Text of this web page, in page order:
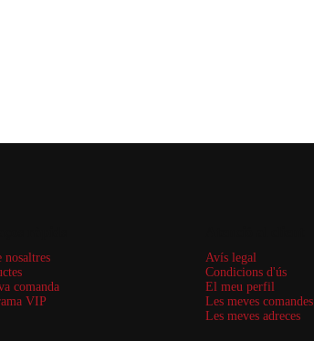
nosaltres
comanda
VIP
Avís legal
Condicions d'ús
El meu perfil
Les meves comandes
Les meves adreces